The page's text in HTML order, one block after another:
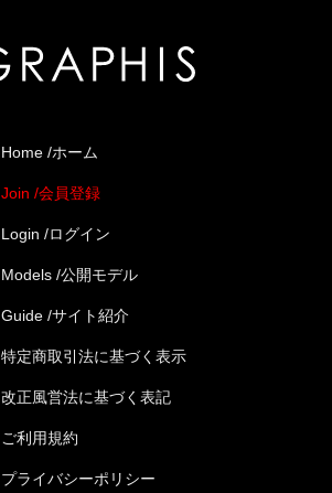
Home /ホーム
Join /会員登録
Login /ログイン
Models /公開モデル
Guide /サイト紹介
特定商取引法に基づく表示
改正風営法に基づく表記
ご利用規約
プライバシーポリシー